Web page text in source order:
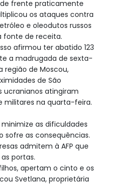
frente praticamente
os ataques contra
e oleodutos russos
fonte de receita.
afirmou ter abatido 123
a madrugada de sexta-
região de Moscou,
de São
ucranianos atingiram
militares na quarta-feira.
as dificuldades
sofre as consequências.
admitem à AFP que
portas.
apertam o cinto e os
Svetlana, proprietária